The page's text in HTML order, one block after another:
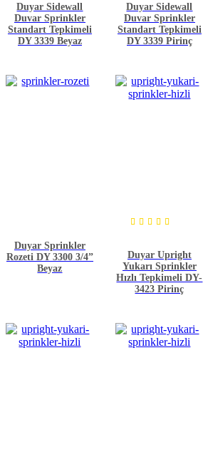
Duyar Sidewall
Duvar Sprinkler
Standart Tepkimeli
DY 3339 Beyaz
Duyar Sidewall
Duvar Sprinkler
Standart Tepkimeli
DY 3339 Pirinç
Duyar Sprinkler
Rozeti DY 3300 3/4”
Beyaz
5.00
oy aldı
Duyar Upright
Yukarı Sprinkler
Hızlı Tepkimeli DY-
3423 Pirinç